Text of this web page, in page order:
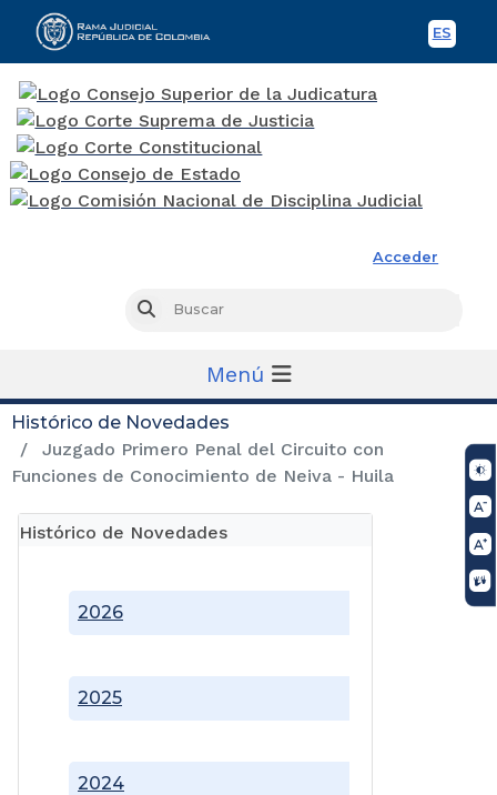
ES
Acceder
Buscar
Menú
Histórico de Novedades
Juzgado Primero Penal del Circuito con
Funciones de Conocimiento de Neiva - Huila
Histórico de Novedades
2024
2025
2026